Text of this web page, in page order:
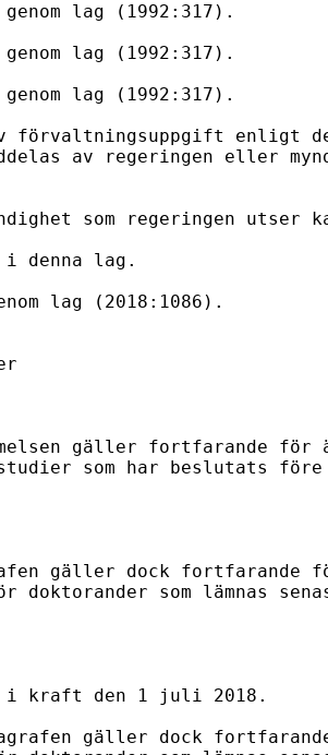
lag (1992:317).
lag (1992:317).
lag (1992:317).
förvaltningsuppgift enligt
av regeringen eller
som regeringen utser
denna lag.
lag (2018:1086).
gäller fortfarande för
som har beslutats före
gäller dock fortfarande
som lämnas
i kraft den 1 juli 2018.
gäller dock